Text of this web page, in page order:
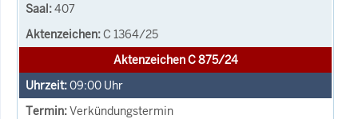
407
C 1364/25
Aktenzeichen C 875/24
09:00 Uhr
Verkündungstermin